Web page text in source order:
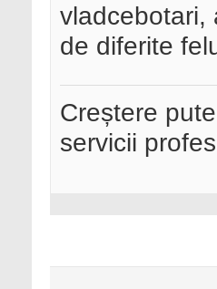
vladcebotari,
de diferite
Creștere
servicii